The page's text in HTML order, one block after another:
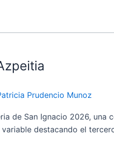
Prudencio Munoz
de San Ignacio 2026,
destacando el